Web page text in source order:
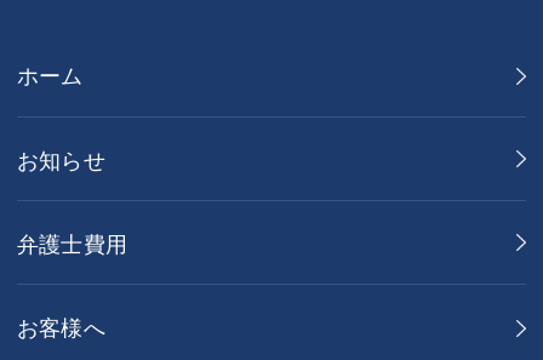
ホーム
お知らせ
弁護士費用
お客様へ